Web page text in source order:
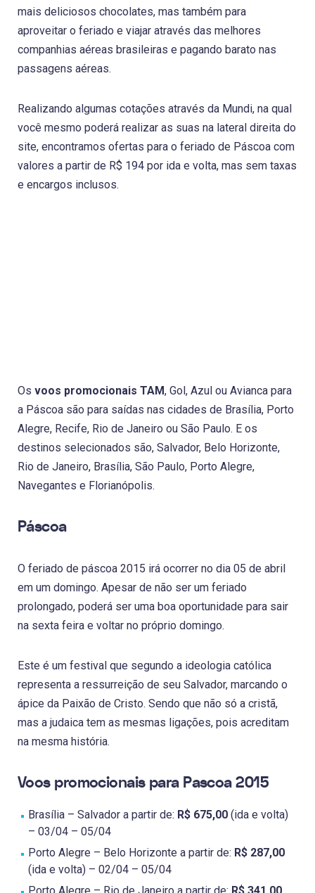
mais deliciosos chocolates, mas também para
aproveitar o feriado e viajar através das melhores
companhias aéreas brasileiras e pagando barato nas
passagens aéreas.
Realizando algumas cotações através da Mundi, na qual
você mesmo poderá realizar as suas na lateral direita do
site, encontramos ofertas para o feriado de Páscoa com
valores a partir de R$ 194 por ida e volta, mas sem taxas
e encargos inclusos.
Os voos promocionais TAM, Gol, Azul ou Avianca para
a Páscoa são para saídas nas cidades de Brasília, Porto
Alegre, Recife, Rio de Janeiro ou São Paulo. E os
destinos selecionados são, Salvador, Belo Horizonte,
Rio de Janeiro, Brasília, São Paulo, Porto Alegre,
Navegantes e Florianópolis.
Páscoa
O feriado de páscoa 2015 irá ocorrer no dia 05 de abril
em um domingo. Apesar de não ser um feriado
prolongado, poderá ser uma boa oportunidade para sair
na sexta feira e voltar no próprio domingo.
Este é um festival que segundo a ideologia católica
representa a ressurreição de seu Salvador, marcando o
ápice da Paixão de Cristo. Sendo que não só a cristã,
mas a judaica tem as mesmas ligações, pois acreditam
na mesma história.
Voos promocionais para Pascoa 2015
Brasília – Salvador a partir de: R$ 675,00 (ida e volta)
– 03/04 – 05/04
Porto Alegre – Belo Horizonte a partir de: R$ 287,00
(ida e volta) – 02/04 – 05/04